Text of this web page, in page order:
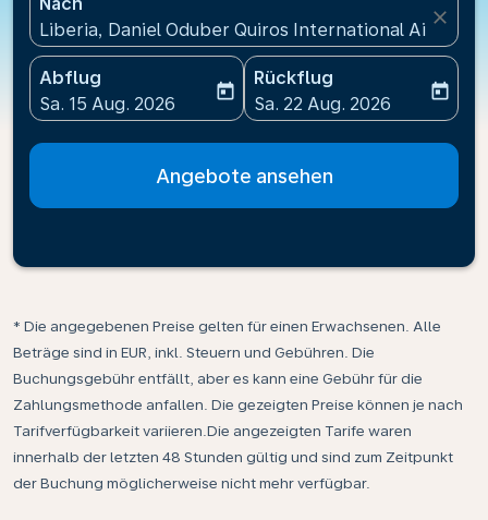
Liberia, Daniel Oduber Quiros International
close
Abflug
fc-booking-departure-date-aria-label
Sa. 15 Aug. 2026
today
Rückflug
fc-booking-return-date-
Sa. 22 Aug. 2026
today
Angebote ansehen
* Die angegebenen Preise gelten für einen Erwachsenen. Alle
Beträge sind in EUR, inkl. Steuern und Gebühren. Die
Buchungsgebühr entfällt, aber es kann eine Gebühr für die
Zahlungsmethode anfallen. Die gezeigten Preise können je nach
Tarifverfügbarkeit variieren.Die angezeigten Tarife waren
innerhalb der letzten 48 Stunden gültig und sind zum Zeitpunkt
der Buchung möglicherweise nicht mehr verfügbar.